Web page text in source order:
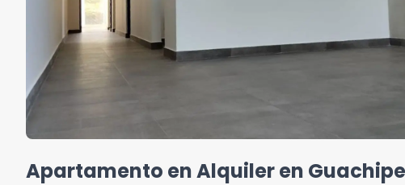
Apartamento en Alquiler en